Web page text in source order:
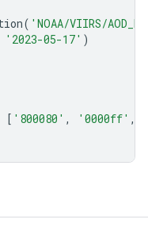
( 'NOAA/VIIRS/
'2023-05-17' )
[ '800080' , '0000ff' ,